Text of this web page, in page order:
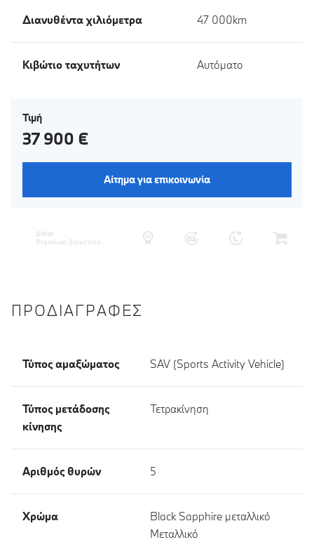
Διανυθέντα χιλιόμετρα 47 000km
Κιβώτιο ταχυτήτων Αυτόματο
Τιμή
37 900 €
Αίτημα για επικοινωνία
ΠΡΟΔΙΑΓΡΑΦΈΣ
Τύπος αμαξώματος SAV (Sports Activity Vehicle)
Τύπος μετάδοσης
κίνησης
Τετρακίνηση
Αριθμός θυρών 5
Χρώμα
Black Sapphire μεταλλικό
Μεταλλικό